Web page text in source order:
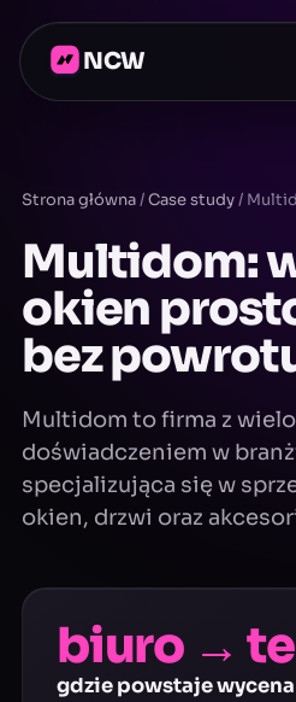
NCW
Strona główna/Case study/
Multidom:
okien
bez
Multidom to firma z
doświadczeniem w
specjalizująca się w
okien, drzwi oraz
biuro →
gdzie powstaje wycena